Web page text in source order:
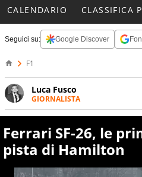
CALENDARIO CLASSIFICA
Seguici su: Google Discover
F1
Luca Fusco
GIORNALISTA
Giornalista multimediale.
sul podio
Ferrari SF-26, le
pista di Hamilton